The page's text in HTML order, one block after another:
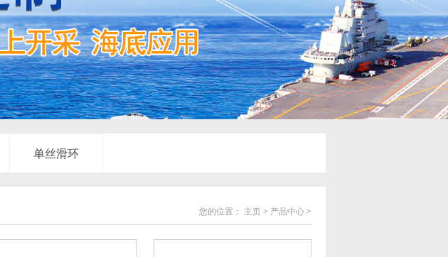
单丝滑环
您的位置： 主页 > 产品中心 >